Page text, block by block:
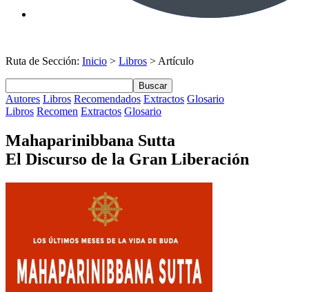
Ruta de Sección: Inicio > Libros > Artículo
Buscar
Autores Libros Recomendados Extractos Glosario
Libros Recomen Extractos Glosario
Mahaparinibbana Sutta
El Discurso de la Gran Liberación